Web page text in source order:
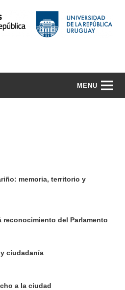
MENU
memoria, territorio y
reconocimiento del Parlamento
ciudadanía
a la ciudad